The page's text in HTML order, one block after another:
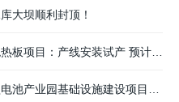
大坝顺利封顶！
赛特应用于能源热管理的真空绝热板项目：产线安装试产 预计年产值3亿元
【聚力项目落地攻坚】连城县锂电池产业园基础设施建设项目三号厂区二期：预计今年12月竣工验收